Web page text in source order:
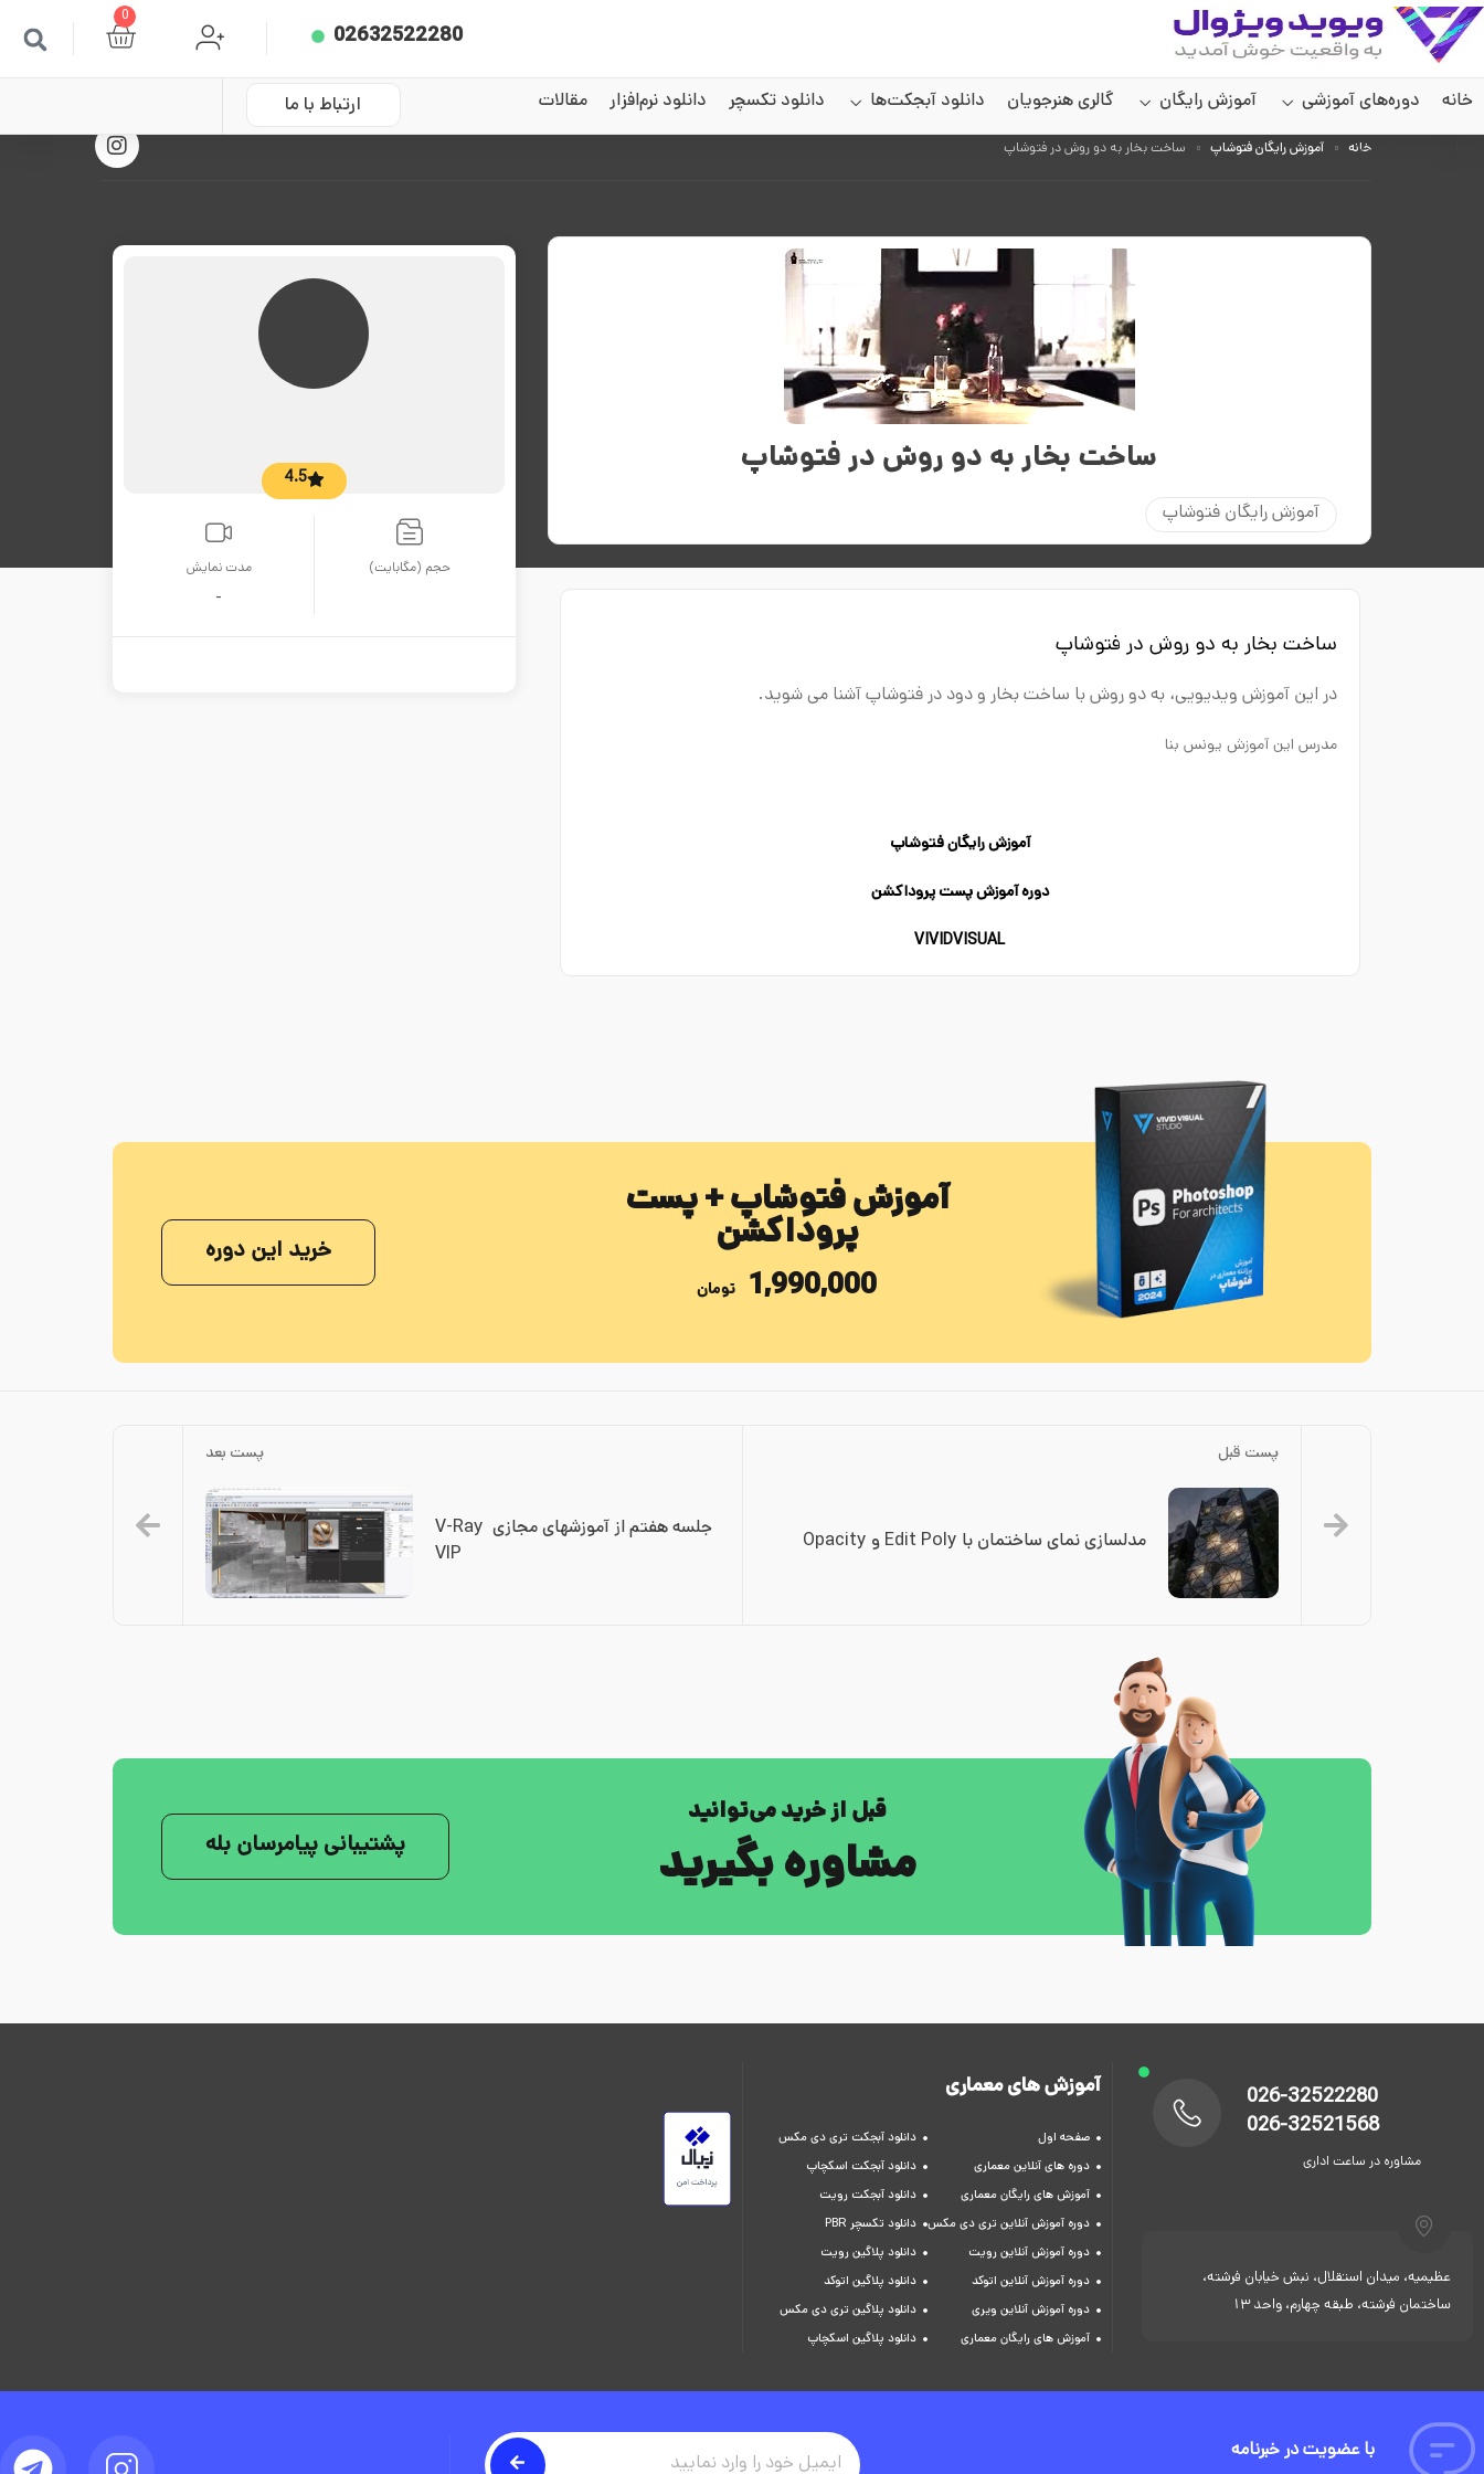
02632522280
0
خانه دوره‌های آموزشی آموزش رایگان گالری هنرجویان دانلود آبجکت‌ها دانلود تکسچر دانلود نرم‌افزار
مقالات
ارتباط با ما
خانه آموزش رایگان فتوشاپ ساخت بخار به دو روش در فتوشاپ
ساخت بخار به دو روش در فتوشاپ
آموزش رایگان فتوشاپ
ساخت بخار به دو روش در فتوشاپ
در این آموزش ویدیویی، به دو روش با ساخت بخار و دود در فتوشاپ آشنا می شوید.
مدرس این آموزش یونس بنا
آموزش رایگان فتوشاپ
دوره آموزش پست پروداکشن
VIVIDVISUAL
4.5
حجم (مگابایت) مدت نمایش
-
آموزش فتوشاپ + پست
پروداکشن
1,990,000 تومان
خرید این دوره
پست قبل
مدلسازی نمای ساختمان با Edit Poly و Opacity
پست بعد
جلسه هفتم از آموزشهای مجازی V-Ray
VIP
قبل از خرید می‌توانید
مشاوره بگیرید پشتیبانی پیامرسان بله
026-32522280
026-32521568
مشاوره در ساعت اداری
عظیمیه، میدان استقلال، نبش خیابان فرشته،
ساختمان فرشته، طبقه چهارم، واحد 13
آموزش های معماری
صفحه اول
دوره های آنلاین معماری
آموزش های رایگان معماری
دوره آموزش آنلاین تری دی مکس
دوره آموزش آنلاین رویت
دوره آموزش آنلاین اتوکد
دوره آموزش آنلاین ویری
آموزش های رایگان معماری
دانلود آبجکت تری دی مکس
دانلود آبجکت اسکچاپ
دانلود آبجکت رویت
دانلود تکسچر PBR
دانلود پلاگین رویت
دانلود پلاگین اتوکد
دانلود پلاگین تری دی مکس
دانلود پلاگین اسکچاپ
با عضویت در خبرنامه